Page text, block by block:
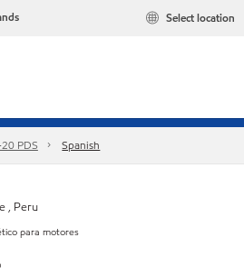
Select location
PDS Spanish
, Peru
para motores